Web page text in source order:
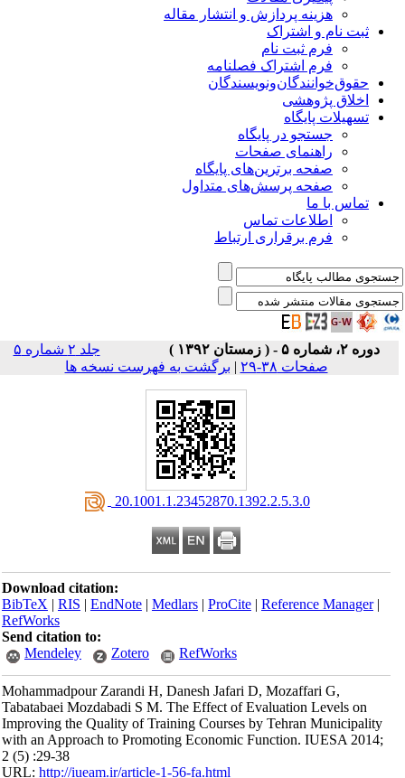
هزینه پردازش و انتشار مقاله
ثبت نام و اشتراک
فرم ثبت نام
فرم اشتراک فصلنامه
حقوق‌خوانندگان‌و‌نویسندگان
اخلاق پژوهشی
تسهیلات پایگاه
جستجو در پایگاه
راهنمای صفحات
صفحه برترین‌های پایگاه
صفحه پرسش‌های متداول
تماس با ما
اطلاعات تماس
فرم برقراری ارتباط
دوره ۲، شماره ۵ - ( زمستان ۱۳۹۲ )
جلد ۲ شماره ۵
صفحات ۳۸-۲۹
|برگشت به فهرست نسخه ها
‎ 20.1001.1.23452870.1392.2.5.3.0
Download citation:
BibTeX|RIS|EndNote|Medlars|ProCite|Reference Manager
RefWorks
Send citation to:
Mendeley
Zotero RefWorks
Mohammadpour Zarandi H, Danesh Jafari D, Mozaffari G,
Tabatabaei Mozdabadi S M. The Effect of Evaluation Levels on
Improving the Quality of Training Courses by Tehran Municipality
with an Approach to Promoting Economic Function. IUESA 2014;
2 (5) :29-38
URL:http://iueam.ir/article-1-56-fa.html